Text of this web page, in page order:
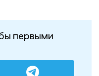
первыми